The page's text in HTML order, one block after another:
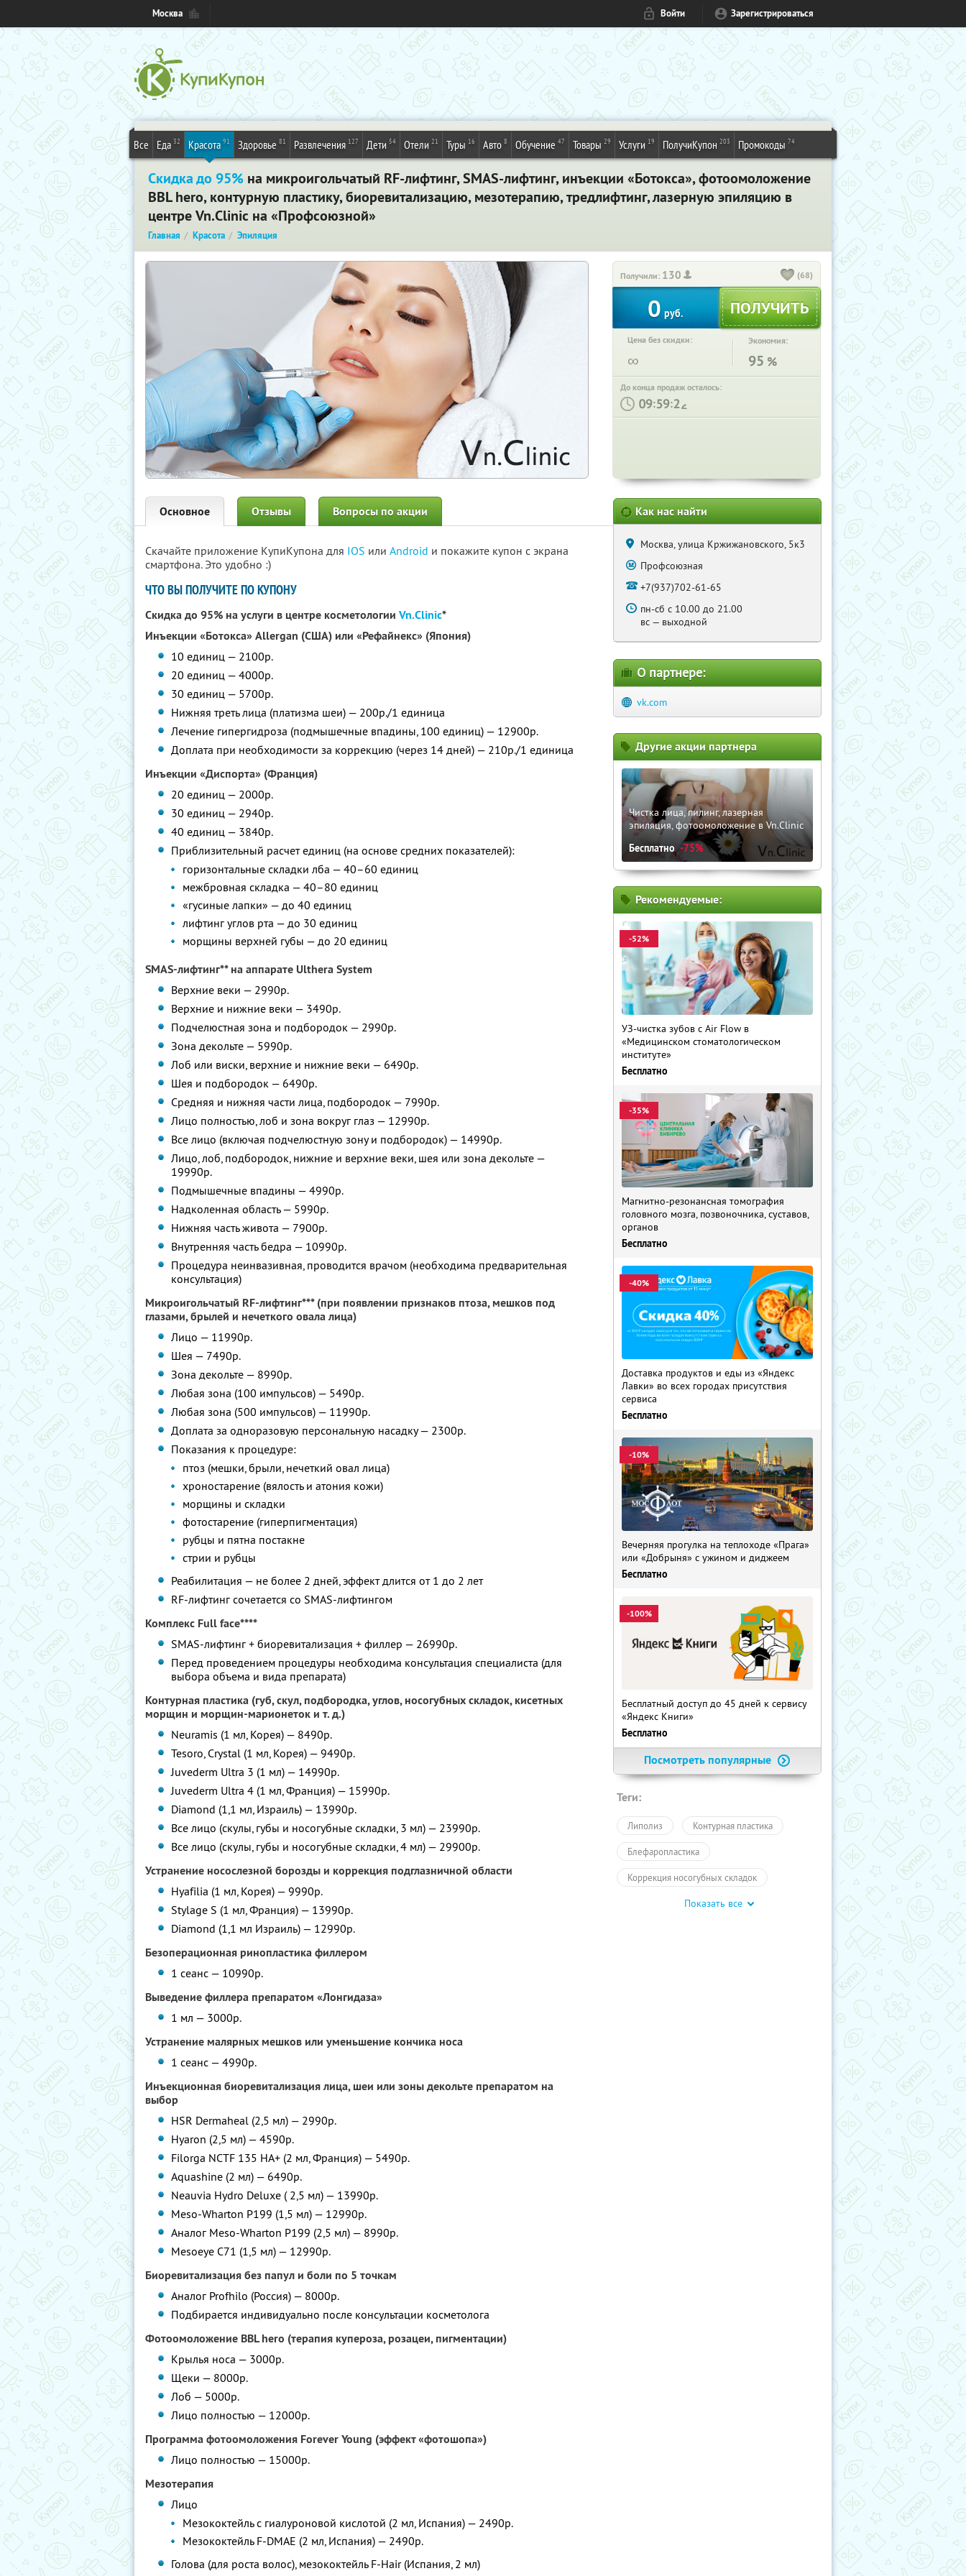
Москва Войти Зарегистрироваться
Все Еда 32 Красота 91 Здоровье 81 Развлечения 127 Дети 54 Отели 21 Туры 16 Авто 8 Обучение 47 Товары 29 Услуги 19 ПолучиКупон 203 Промокоды 74
Скидка до 95% на микроигольчатый RF-лифтинг, SMAS-лифтинг, инъекции «Ботокса», фотоомоложение
BBL hero, контурную пластику, биоревитализацию, мезотерапию, тредлифтинг, лазерную эпиляцию в
центре Vn.Clinic на «Профсоюзной»
Главная Красота Эпиляция
Получили: 130 (68)
0 руб.
Цена без скидки:
∞
Экономия:
95 %
До конца продаж осталось:
: :
Основное Отзывы Вопросы по акции
Скачайте приложение КупиКупона для IOS или Android и покажите купон с экрана
смартфона. Это удобно :)
ЧТО ВЫ ПОЛУЧИТЕ ПО КУПОНУ
Скидка до 95% на услуги в центре косметологии Vn.Clinic*
Инъекции «Ботокса» Allergan (США) или «Рефайнекс» (Япония)
10 единиц — 2100р.
20 единиц — 4000р.
30 единиц — 5700р.
Нижняя треть лица (платизма шеи) — 200р./1 единица
Лечение гипергидроза (подмышечные впадины, 100 единиц) — 12900р.
Доплата при необходимости за коррекцию (через 14 дней) — 210р./1 единица
Инъекции «Диспорта» (Франция)
20 единиц — 2000р.
30 единиц — 2940р.
40 единиц — 3840р.
Приблизительный расчет единиц (на основе средних показателей):
горизонтальные складки лба — 40–60 единиц
межбровная складка — 40–80 единиц
«гусиные лапки» — до 40 единиц
лифтинг углов рта — до 30 единиц
морщины верхней губы — до 20 единиц
SMAS-лифтинг** на аппарате Ulthera System
Верхние веки — 2990р.
Верхние и нижние веки — 3490р.
Подчелюстная зона и подбородок — 2990р.
Зона декольте — 5990р.
Лоб или виски, верхние и нижние веки — 6490р.
Шея и подбородок — 6490р.
Средняя и нижняя части лица, подбородок — 7990р.
Лицо полностью, лоб и зона вокруг глаз — 12990р.
Все лицо (включая подчелюстную зону и подбородок) — 14990р.
Лицо, лоб, подбородок, нижние и верхние веки, шея или зона декольте —
19990р.
Подмышечные впадины — 4990р.
Надколенная область — 5990р.
Нижняя часть живота — 7900р.
Внутренняя часть бедра — 10990р.
Процедура неинвазивная, проводится врачом (необходима предварительная
консультация)
Микроигольчатый RF-лифтинг*** (при появлении признаков птоза, мешков под
глазами, брылей и нечеткого овала лица)
Лицо — 11990р.
Шея — 7490р.
Зона декольте — 8990р.
Любая зона (100 импульсов) — 5490р.
Любая зона (500 импульсов) — 11990р.
Доплата за одноразовую персональную насадку — 2300р.
Показания к процедуре:
птоз (мешки, брыли, нечеткий овал лица)
хроностарение (вялость и атония кожи)
морщины и складки
фотостарение (гиперпигментация)
рубцы и пятна постакне
стрии и рубцы
Реабилитация — не более 2 дней, эффект длится от 1 до 2 лет
RF-лифтинг сочетается со SMAS-лифтингом
Комплекс Full face****
SMAS-лифтинг + биоревитализация + филлер — 26990р.
Перед проведением процедуры необходима консультация специалиста (для
выбора объема и вида препарата)
Контурная пластика (губ, скул, подбородка, углов, носогубных складок, кисетных
морщин и морщин-марионеток и т. д.)
Neuramis (1 мл, Корея) — 8490р.
Tesoro, Crystal (1 мл, Корея) — 9490р.
Juvederm Ultra 3 (1 мл) — 14990р.
Juvederm Ultra 4 (1 мл, Франция) — 15990р.
Diamond (1,1 мл, Израиль) — 13990р.
Все лицо (скулы, губы и носогубные складки, 3 мл) — 23990р.
Все лицо (скулы, губы и носогубные складки, 4 мл) — 29900р.
Устранение носослезной борозды и коррекция подглазничной области
Hyafilia (1 мл, Корея) — 9990р.
Stylage S (1 мл, Франция) — 13990р.
Diamond (1,1 мл Израиль) — 12990р.
Безоперационная ринопластика филлером
1 сеанс — 10990р.
Выведение филлера препаратом «Лонгидаза»
1 мл — 3000р.
Устранение малярных мешков или уменьшение кончика носа
1 сеанс — 4990р.
Инъекционная биоревитализация лица, шеи или зоны декольте препаратом на
выбор
HSR Dermaheal (2,5 мл) — 2990р.
Hyaron (2,5 мл) — 4590p.
Filorga NCTF 135 HA+ (2 мл, Франция) — 5490р.
Aquashine (2 мл) — 6490p.
Neauvia Hydro Deluxe ( 2,5 мл) — 13990р.
Meso-Wharton P199 (1,5 мл) — 12990р.
Аналог Meso-Wharton P199 (2,5 мл) — 8990р.
Mesoeye C71 (1,5 мл) — 12990р.
Биоревитализация без папул и боли по 5 точкам
Аналог Profhilo (Россия) — 8000р.
Подбирается индивидуально после консультации косметолога
Фотоомоложение BBL hero (терапия купероза, розацеи, пигментации)
Крылья носа — 3000р.
Щеки — 8000р.
Лоб — 5000р.
Лицо полностью — 12000р.
Программа фотоомоложения Forever Young (эффект «фотошопа»)
Лицо полностью — 15000р.
Мезотерапия
Лицо
Мезококтейль с гиалуроновой кислотой (2 мл, Испания) — 2490р.
Мезококтейль F-DMAE (2 мл, Испания) — 2490р.
Голова (для роста волос), мезококтейль F-Hair (Испания, 2 мл)
Как нас найти
Москва, улица Кржижановского, 5к3
Профсоюзная
+7(937)702-61-65
пн-сб с 10.00 до 21.00
вс — выходной
О партнере:
vk.com
Другие акции партнера
Чистка лица, пилинг, лазерная
эпиляция, фотоомоложение в Vn.Clinic
Бесплатно -75%
Рекомендуемые:
-52%
УЗ-чистка зубов с Air Flow в
«Медицинском стоматологическом
институте»
Бесплатно
-35%
Магнитно-резонансная томография
головного мозга, позвоночника, суставов,
органов
Бесплатно
-40%
Доставка продуктов и еды из «Яндекс
Лавки» во всех городах присутствия
сервиса
Бесплатно
-10%
Вечерняя прогулка на теплоходе «Прага»
или «Добрыня» с ужином и диджеем
Бесплатно
-100%
Бесплатный доступ до 45 дней к сервису
«Яндекс Книги»
Бесплатно
Посмотреть популярные
Теги:
Липолиз Контурная пластика
Блефаропластика
Коррекция носогубных складок
Увеличение губ RF-лифтинг
Показать все